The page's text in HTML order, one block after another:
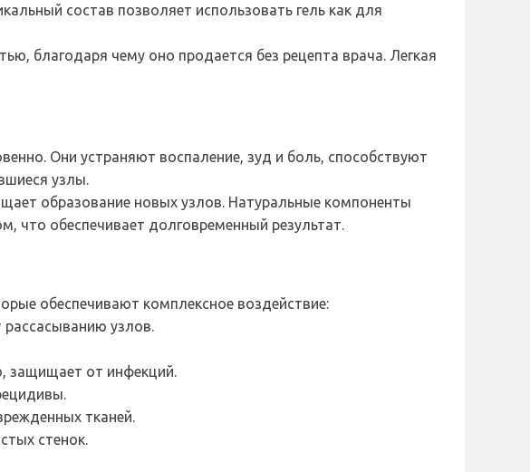
состав позволяет использовать гель как для
благодаря чему оно продается без рецепта врача. Легкая
Они устраняют воспаление, зуд и боль, способствуют
узлы.
образование новых узлов. Натуральные компоненты
что обеспечивает долговременный результат.
обеспечивают комплексное воздействие:
рассасыванию узлов.
защищает от инфекций.
тканей.
стенок.